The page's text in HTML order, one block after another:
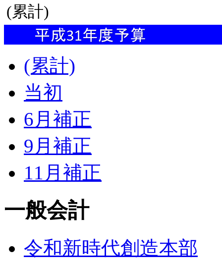
(累計)
(累計)
当初
6月補正
9月補正
11月補正
一般会計
令和新時代創造本部